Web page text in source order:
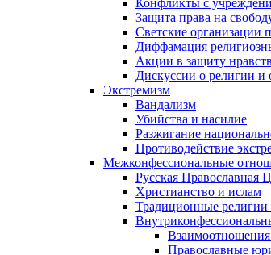
Конфликты с
Защита права на
Светские организации
Диффамация
Акции в защиту
Дискуссии о религии и
Экстремизм
Вандализм
Убийства и насилие
Разжигание
Противодействие
Межконфессиональные
Русская Православная
Христианство и ислам
Традиционные религии
Православные